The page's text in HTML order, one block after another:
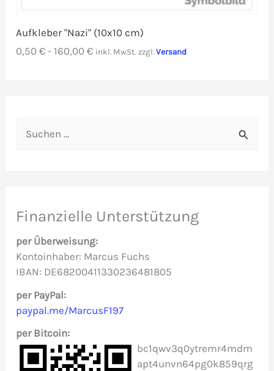
Aufkleber "Nazi" (10x10 cm)
0,50€ - 160,00€ inkl. MwSt. zzgl.Versand
e
n
a
c
h
:
Finanzielle Unterstützung
per Überweisung:
Kontoinhaber: Marcus Fuchs
IBAN: DE68200411330236481805
per PayPal:
paypal.me/MarcusF197
per Bitcoin:
bc1qwv3q0ytremr4mdm
apt4unvn64pg0k859qrg